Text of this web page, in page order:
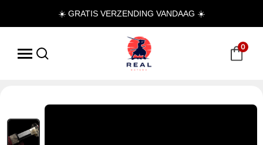
☀️ GRATIS VERZENDING VANDAAG ☀️
0